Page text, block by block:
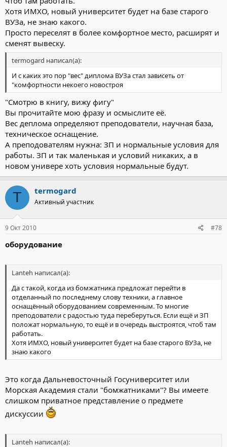
Хотя ИМХО, новый университет будет на базе старого
ВУЗа, не знаю какого.
Просто переселят в более комфортное место, расширят и
сменят вывеску.
termogard написал(а):
И с каких это пор "вес" диплома ВУЗа стал зависеть от
"комфортности некоего новостроя
"Смотрю в книгу, вижу фигу"
Вы прочитайте мою фразу и осмыслите её.
Вес деплома определяют преподователи, научная база,
техническое оснащение.
А преподователям нужна: ЗП и нормальные условия для
работы. ЗП и так маленькая и условий никаких, а в
новом универе хоть условия нормальные будут.
T termogard
Активный участник
9 Окт 2010 #78
оборудование
Lanteh написал(а):
Да с такой, когда из бомжатника предложат перейти в
отделанный по последнему слову техники, а главное
оснащённый оборудованием современным. То многие
преподователи с радостью туда переберуться. Если ещё и ЗП
положат нормальную, то ещё и в очередь выстроятся, чтоб там
работать.
Хотя ИМХО, новый университет будет на базе старого ВУЗа, не
знаю какого
Это когда Дальневосточный Госуниверситет или
Морская Академия стали "бомжатниками"? Вы имеете
слишком приватное представление о предмете
дискуссии
Lanteh написал(а):